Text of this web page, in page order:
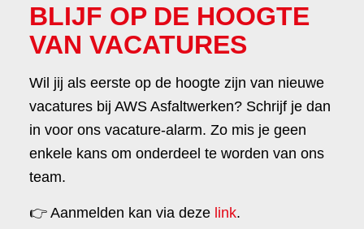
BLIJF OP DE HOOGTE
VAN VACATURES
Wil jij als eerste op de hoogte zijn van nieuwe
vacatures bij AWS Asfaltwerken? Schrijf je dan
in voor ons vacature-alarm. Zo mis je geen
enkele kans om onderdeel te worden van ons
team.
👉 Aanmelden kan via deze link.